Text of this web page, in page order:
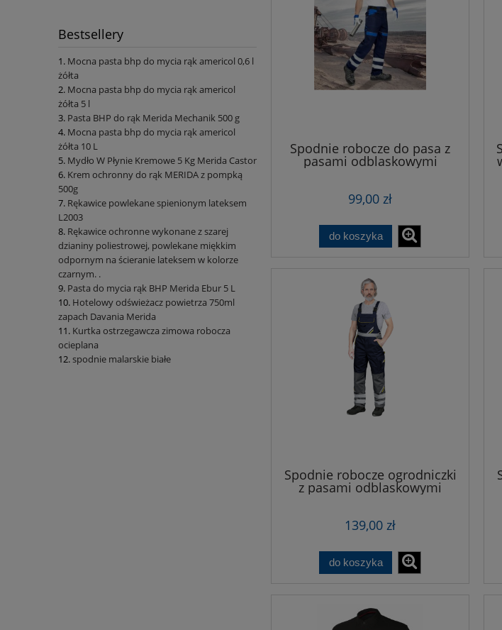
Bestsellery
Mocna pasta bhp do mycia rąk americol 0,6 l
żółta
Mocna pasta bhp do mycia rąk americol
żółta 5 l
Pasta BHP do rąk Merida Mechanik 500 g
Mocna pasta bhp do mycia rąk americol
żółta 10 L
Mydło W Płynie Kremowe 5 Kg Merida Castor
Krem ochronny do rąk MERIDA z pompką
500g
Rękawice powlekane spienionym lateksem
L2003
Rękawice ochronne wykonane z szarej
dzianiny poliestrowej, powlekane miękkim
odpornym na ścieranie lateksem w kolorze
czarnym. .
Pasta do mycia rąk BHP Merida Ebur 5 L
Hotelowy odświeżacz powietrza 750ml
zapach Davania Merida
Kurtka ostrzegawcza zimowa robocza
ocieplana
spodnie malarskie białe
Spodnie robocze do pasa z
pasami odblaskowymi
99,00 zł
do koszyka
Spodnie robocze ogrodniczki
z pasami odblaskowymi
139,00 zł
do koszyka